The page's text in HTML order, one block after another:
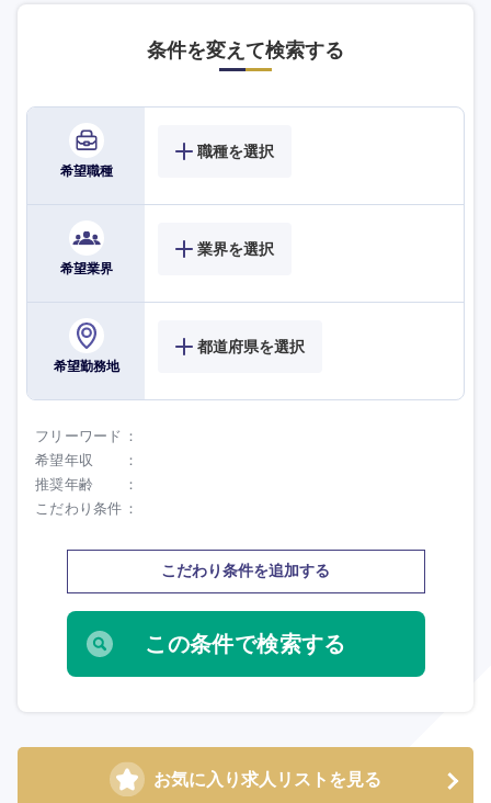
条件を変えて検索する
希望職種
職種を選択
希望業界
業界を選択
希望勤務地
都道府県を選択
フリーワード
希望年収
推奨年齢
こだわり条件
こだわり条件を追加する
お気に入り求人リストを見る